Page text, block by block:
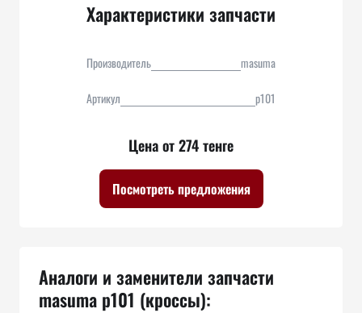
Характеристики запчасти
Производитель masuma
Артикул p101
Цена от 274 тенге
Посмотреть предложения
Аналоги и заменители запчасти
masuma p101 (кроссы):